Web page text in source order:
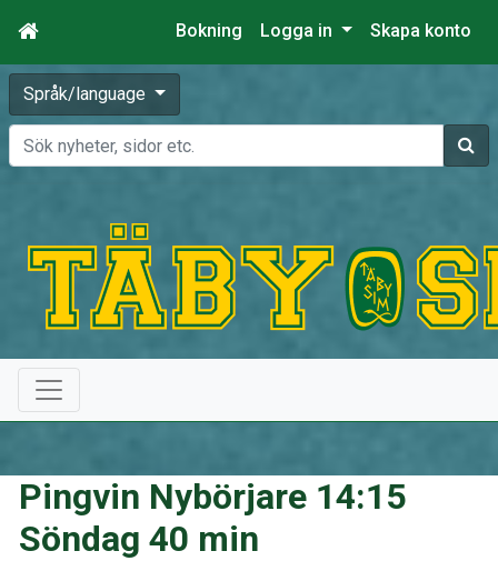
Bokning Logga in Skapa konto
Språk/language
Sök
Pingvin Nybörjare 14:15
Söndag 40 min